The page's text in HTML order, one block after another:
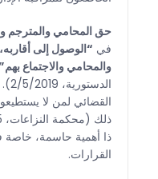
حق المحامي والمترجم
في “الوصول إلى
والمحامي والاجتماع
القضائي لمن لا
ذا أهمية حاسمة، خاصة
القرارات.